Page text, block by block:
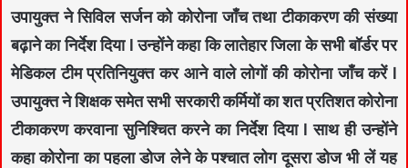
उपायुक्त ने सिविल सर्जन को कोरोना जाँच तथा टीकाकरण की संख्या
बढ़ाने का निर्देश दिया l उन्होंने कहा कि लातेहार जिला के सभी बॉर्डर पर
मेडिकल टीम प्रतिनियुक्त कर आने वाले लोगों की कोरोना जाँच करें l
उपायुक्त ने शिक्षक समेत सभी सरकारी कर्मियों का शत प्रतिशत कोरोना
टीकाकरण करवाना सुनिश्चित करने का निर्देश दिया l साथ ही उन्होंने
कहा कोरोना का पहला डोज लेने के पश्चात लोग दूसरा डोज भी लें यह